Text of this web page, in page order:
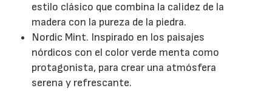
estilo clásico que combina la calidez de la
madera con la pureza de la piedra.
Nordic Mint. Inspirado en los paisajes
nórdicos con el color verde menta como
protagonista, para crear una atmósfera
serena y refrescante.